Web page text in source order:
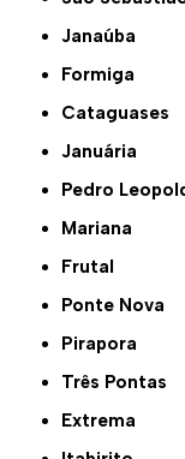
Janaúba
Formiga
Cataguases
Januária
Pedro
Mariana
Frutal
Ponte Nova
Pirapora
Três Pontas
Extrema